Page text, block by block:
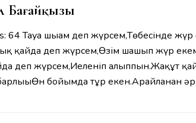
Бағайқызы
64 Тауға шығам деп жүрсем,Төбесінде
қайда деп жүрсем,Өзім шашып жүр
деп жүрсем,Иеленіп алыппын.Жақұт
барлығыӨн бойымда тұр екен.Арайланған